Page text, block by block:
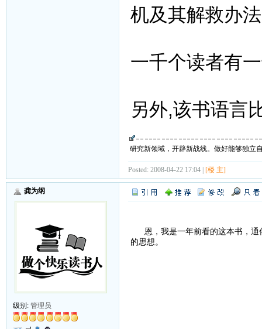
机及其解救办
一千个读者有
另外,该书语言
研究新领域，开辟新战线。做好能够独立
Posted: 2008-04-22 17:04 | [楼 主]
龚为纲
级别: 管理员
恩，我是一年前看的这本书，通
的思想。